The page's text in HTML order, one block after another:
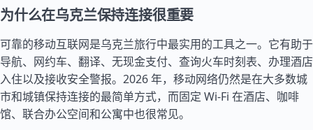
为什么在乌克兰保持连接很重要
可靠的移动互联网是乌克兰旅行中最实用的工具之一。它有助于
导航、网约车、翻译、无现金支付、查询火车时刻表、办理酒店
入住以及接收安全警报。2026 年，移动网络仍然是在大多数城
市和城镇保持连接的最简单方式，而固定 Wi-Fi 在酒店、咖啡
馆、联合办公空间和公寓中也很常见。